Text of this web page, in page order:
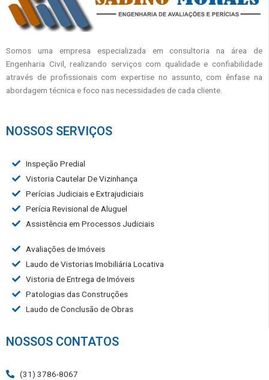
Somos uma empresa especializada em consultoria na área de
Engenharia Civil, realizando serviços com qualidade e confiabilidade
através de profissionais com expertise no assunto, com ênfase na
abordagem técnica e foco nas necessidades de cada cliente.
NOSSOS SERVIÇOS
Inspeção Predial
Vistoria Cautelar De Vizinhança
Perícias Judiciais e Extrajudiciais
Perícia Revisional de Aluguel
Assistência em Processos Judiciais
Avaliações de Imóveis
Laudo de Vistorias Imobiliária Locativa
Vistoria de Entrega de Imóveis
Patologias das Construções
Laudo de Conclusão de Obras
NOSSOS CONTATOS
(31) 3786-8067